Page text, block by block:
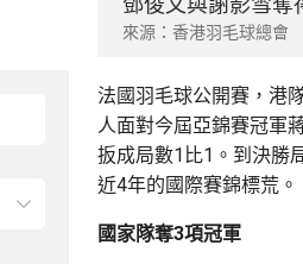
來源：香港羽毛球總會
法國羽毛球公開賽，港
人面對今屆亞錦賽冠軍
扳成局數1比1。到決勝
近4年的國際賽錦標荒。
國家隊奪3項冠軍